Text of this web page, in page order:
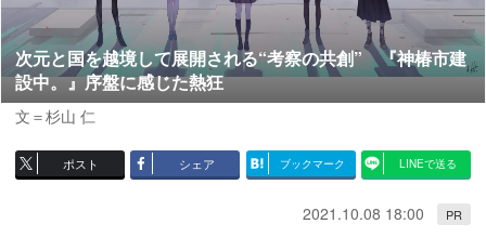
次元と国を越境して展開される“考察の共創” 『神椿市建
設中。』序盤に感じた熱狂
文＝杉山 仁
ポスト シェア ブックマーク LINEで送る
2021.10.08 18:00 PR